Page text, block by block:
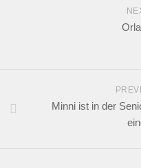
Minni ist in der